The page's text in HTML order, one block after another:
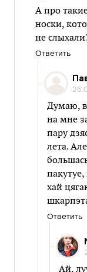
А про
носки,
не
Ответить
Думаю,
на мне
пару
лета.
хай
Ответить
Ай,